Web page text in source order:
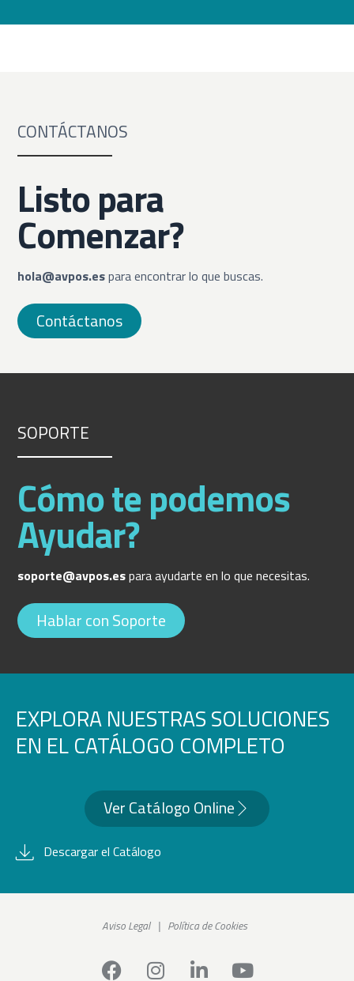
CONTÁCTANOS
Listo para
Comenzar?
hola@avpos.espara encontrar lo que buscas.
Contáctanos
SOPORTE
Cómo te podemos
Ayudar?
soporte@avpos.espara ayudarte en lo que necesitas.
Hablar con Soporte
EXPLORA NUESTRAS SOLUCIONES
EN EL CATÁLOGO COMPLETO
Ver Catálogo Online
Descargar el Catálogo
Aviso Legal| Política de Cookies